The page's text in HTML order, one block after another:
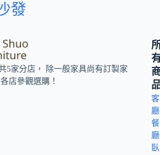
發
5家分店， 除一般家具尚有訂製家
店參觀選購！
客
廳
餐
廳
臥